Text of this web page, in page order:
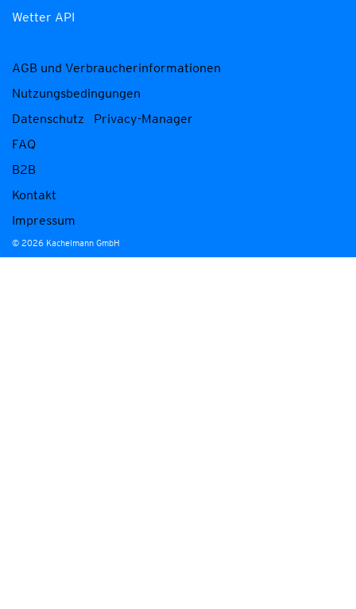
Wetter API
AGB und Verbraucherinformationen
Nutzungsbedingungen
Datenschutz
Privacy-Manager
FAQ
B2B
Kontakt
Impressum
© 2026 Kachelmann GmbH